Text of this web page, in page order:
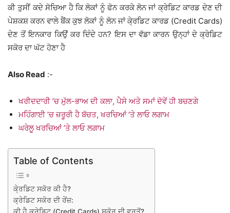
ਕੀ ਤੁਸੀਂ ਕਦੇ ਸੋਚਿਆ ਹੈ ਕਿ ਲੋਕਾਂ ਨੂੰ ਫੋਨ ਕਰਕੇ ਲੋਨ ਜਾਂ ਕ੍ਰੇਡਿਟ ਕਾਰਡ ਦੇਣ ਦੀ
ਪੇਸ਼ਕਸ਼ ਕਰਨ ਵਾਲੇ ਬੈਂਕ ਕੁਝ ਲੋਕਾਂ ਨੂੰ ਲੋਨ ਜਾਂ ਕੇ੍ਰਡਿਟ ਕਾਰਡ (Credit Cards)
ਦੇਣ ਤੋਂ ਇਨਕਾਰ ਕਿਉਂ ਕਰ ਦਿੰਦੇ ਹਨ? ਇਸ ਦਾ ਵੱਡਾ ਕਾਰਨ ਉਨ੍ਹਾਂ ਦੇ ਕ੍ਰੇਡਿਟ
ਸਕੋਰ ਦਾ ਘੱਟ ਹੋਣਾ ਹੈ
Also Read :-
ਖਰੀਦਦਾਰੀ ’ਚ ਮੁੱਲ-ਭਾਅ ਦੀ ਕਲਾ, ਪੈਸੇ ਅਤੇ ਸਮਾਂ ਦੋਵੇਂ ਹੀ ਬਚਣਗੇ
ਮਹਿੰਗਾਈ ’ਚ ਜ਼ਰੂਰੀ ਹੈ ਬੱਚਤ, ਖਰਚਿਆਂ ’ਤੇ ਲਾਓ ਲਗਾਮ
ਘਰੇਲੂ ਖਰਚਿਆਂ ’ਤੇ ਲਾਓ ਲਗਾਮ
Table of Contents
ਕੇ੍ਰਡਿਟ ਸਕੋਰ ਕੀ ਹੈ?
ਕ੍ਰੇਡਿਟ ਸਕੋਰ ਦੀ ਰੇਂਜ਼: